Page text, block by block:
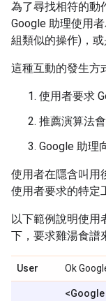
為了尋找相符的動
Google 助理使用
組類似的操作)，
這種互動的發生方
使用者要求
推薦演算法
Google 助理
使用者在隱含叫用
使用者要求的特定
以下範例說明使用
下，要求雞湯食譜
User Ok